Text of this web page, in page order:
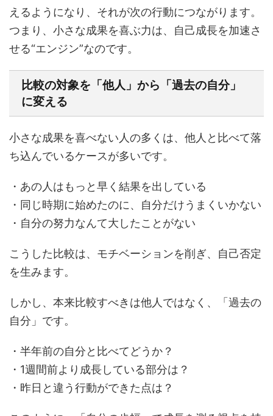
えるようになり、それが次の行動につながります。
つまり、小さな成果を喜ぶ力は、自己成長を加速さ
せる“エンジン”なのです。
比較の対象を「他人」から「過去の自分」
に変える
小さな成果を喜べない人の多くは、他人と比べて落
ち込んでいるケースが多いです。
・あの人はもっと早く結果を出している
・同じ時期に始めたのに、自分だけうまくいかない
・自分の努力なんて大したことがない
こうした比較は、モチベーションを削ぎ、自己否定
を生みます。
しかし、本来比較すべきは他人ではなく、「過去の
自分」です。
・半年前の自分と比べてどうか？
・1週間前より成長している部分は？
・昨日と違う行動ができた点は？